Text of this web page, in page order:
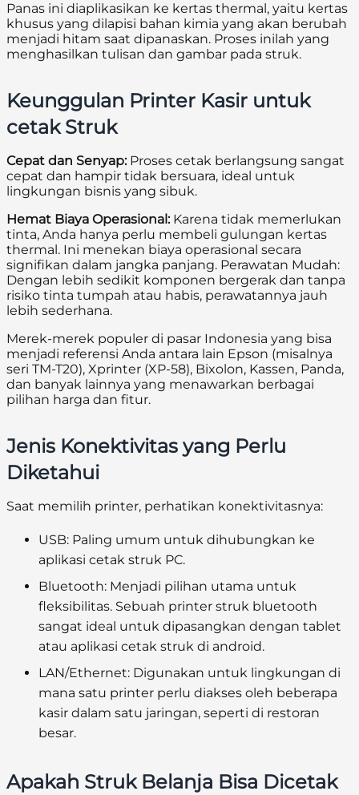
Panas ini diaplikasikan ke kertas thermal, yaitu kertas
khusus yang dilapisi bahan kimia yang akan berubah
menjadi hitam saat dipanaskan. Proses inilah yang
menghasilkan tulisan dan gambar pada struk.
Keunggulan Printer Kasir untuk
cetak Struk
Cepat dan Senyap:Proses cetak berlangsung sangat
cepat dan hampir tidak bersuara, ideal untuk
lingkungan bisnis yang sibuk.
Hemat Biaya Operasional:Karena tidak memerlukan
tinta, Anda hanya perlu membeli gulungan kertas
thermal. Ini menekan biaya operasional secara
signifikan dalam jangka panjang. Perawatan Mudah:
Dengan lebih sedikit komponen bergerak dan tanpa
risiko tinta tumpah atau habis, perawatannya jauh
lebih sederhana.
Merek-merek populer di pasar Indonesia yang bisa
menjadi referensi Anda antara lain Epson (misalnya
seri TM-T20), Xprinter (XP-58), Bixolon, Kassen, Panda,
dan banyak lainnya yang menawarkan berbagai
pilihan harga dan fitur.
Jenis Konektivitas yang Perlu
Diketahui
Saat memilih printer, perhatikan konektivitasnya:
USB: Paling umum untuk dihubungkan ke
aplikasi cetak struk PC.
Bluetooth: Menjadi pilihan utama untuk
fleksibilitas. Sebuah printer struk bluetooth
sangat ideal untuk dipasangkan dengan tablet
atau aplikasi cetak struk di android.
LAN/Ethernet: Digunakan untuk lingkungan di
mana satu printer perlu diakses oleh beberapa
kasir dalam satu jaringan, seperti di restoran
besar.
Apakah Struk Belanja Bisa Dicetak